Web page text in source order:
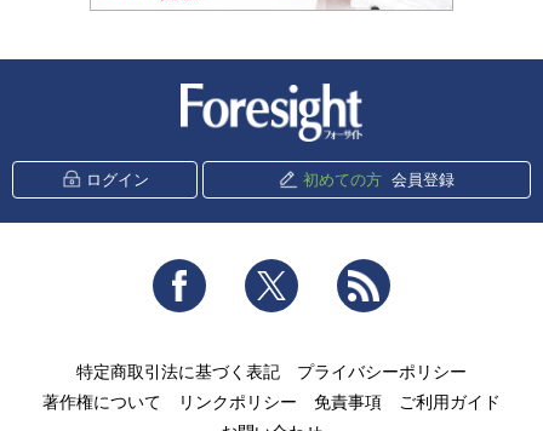
ログイン 初めての方 会員登録
Facebook Twitter
特定商取引法に基づく表記
プライバシーポリシー
著作権について
リンクポリシー 免責事項
ご利用ガイド